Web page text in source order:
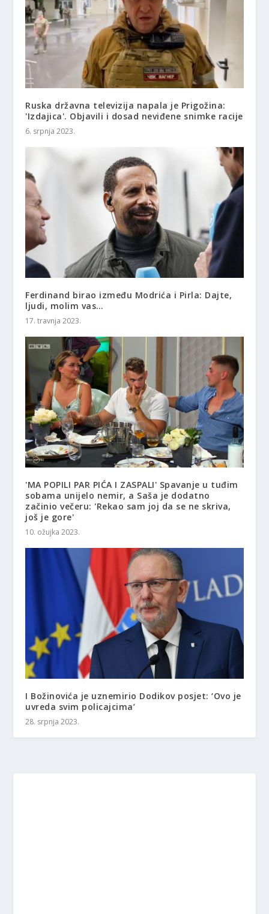
Ruska državna televizija napala je Prigožina:
'Izdajica'. Objavili i dosad neviđene snimke racije
6. srpnja 2023.
Ferdinand birao između Modrića i Pirla: Dajte,
ljudi, molim vas…
17. travnja 2023.
'MA POPILI PAR PIĆA I ZASPALI' Spavanje u tuđim
sobama unijelo nemir, a Saša je dodatno
začinio večeru: 'Rekao sam joj da se ne skriva,
još je gore'
10. ožujka 2023.
I Božinovića je uznemirio Dodikov posjet: ‘Ovo je
uvreda svim policajcima’
28. srpnja 2023.